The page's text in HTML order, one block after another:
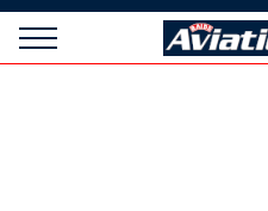
Raids
Panneau de gestion des